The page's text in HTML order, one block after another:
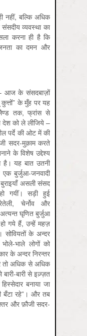
नहीं, बल्कि अधिक
व्यवस्था का
करना ही है कि
का दमन और
– आज के संसदबाज़ों
के मुँह पर यह
तक, फ्रांस से
देश को ले लीजिये –
पर्दे की ओट में की
सदर-मुक़ाम करते
के विशेष उद्देश्य
यह बात उतनी
बुर्जुआ-जनवादी
असली संसद
गयीं। सड़ी हुई
चेर्नोव और
घृणित बुर्जुआ
गये हैं, उन्हें महज़
सोवियतों के अन्दर
भोले-भाले लोगों को
के अन्दर निरन्तर
अधिक से अधिक
बारी-बारी से इज़्ज़त
बनाया जा
बँटा रहे”। और तब
और फ़ौजी सदर-